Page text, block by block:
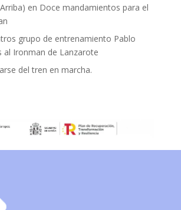
en Doce mandamientos para el
grupo de entrenamiento Pablo
al Ironman de Lanzarote
del tren en marcha.